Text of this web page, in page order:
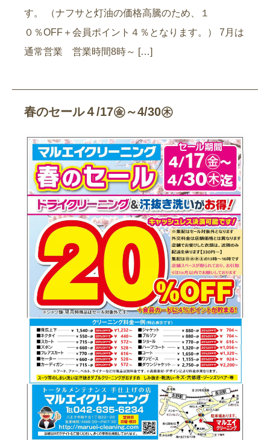
す。 （ナフサと灯油の価格高騰のため、１
０％OFF＋会員ポイント４％となります。） 7月は
通常営業 営業時間8時～ […]
春のセール４/17㊎～4/30㊍